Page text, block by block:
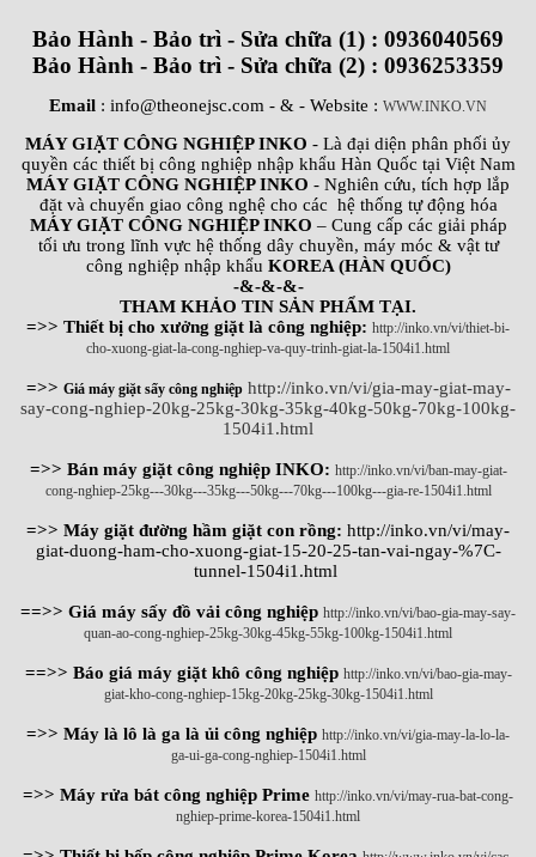
Bảo Hành - Bảo trì - Sửa chữa (1) : 0936040569
Bảo Hành - Bảo trì - Sửa chữa (2) : 0936253359
Email : info@theonejsc.com - & - Website : WWW.INKO.VN
MÁY GIẶT CÔNG NGHIỆP INKO - Là đại diện phân phối ủy
quyền các thiết bị công nghiệp nhập khẩu Hàn Quốc tại Việt Nam
MÁY GIẶT CÔNG NGHIỆP INKO - Nghiên cứu, tích hợp lắp
đặt và chuyển giao công nghệ cho các hệ thống tự động hóa
MÁY GIẶT CÔNG NGHIỆP INKO – Cung cấp các giải pháp
tối ưu trong lĩnh vực hệ thống dây chuyền, máy móc & vật tư
công nghiệp nhập khẩu KOREA (HÀN QUỐC)
-&-&-&-
THAM KHẢO TIN SẢN PHẨM TẠI.
=>> Thiết bị cho xưởng giặt là công nghiệp: http://inko.vn/vi/thiet-bi-
cho-xuong-giat-la-cong-nghiep-va-quy-trinh-giat-la-1504i1.html
=>> Giá máy giặt sấy công nghiệp http://inko.vn/vi/gia-may-giat-may-
say-cong-nghiep-20kg-25kg-30kg-35kg-40kg-50kg-70kg-100kg-
1504i1.html
=>> Bán máy giặt công nghiệp INKO: http://inko.vn/vi/ban-may-giat-
cong-nghiep-25kg---30kg---35kg---50kg---70kg---100kg---gia-re-1504i1.html
=>> Máy giặt đường hầm giặt con rồng: http://inko.vn/vi/may-
giat-duong-ham-cho-xuong-giat-15-20-25-tan-vai-ngay-%7C-
tunnel-1504i1.html
==>> Giá máy sấy đồ vải công nghiệp http://inko.vn/vi/bao-gia-may-say-
quan-ao-cong-nghiep-25kg-30kg-45kg-55kg-100kg-1504i1.html
==>> Báo giá máy giặt khô công nghiệp http://inko.vn/vi/bao-gia-may-
giat-kho-cong-nghiep-15kg-20kg-25kg-30kg-1504i1.html
=>> Máy là lô là ga là ủi công nghiệp http://inko.vn/vi/gia-may-la-lo-la-
ga-ui-ga-cong-nghiep-1504i1.html
=>> Máy rửa bát công nghiệp Prime http://inko.vn/vi/may-rua-bat-cong-
nghiep-prime-korea-1504i1.html